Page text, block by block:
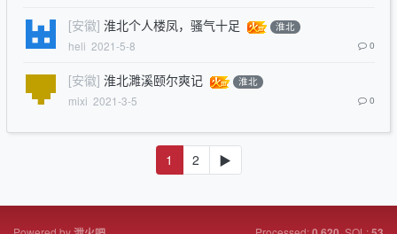
[安徽] 淮北个人楼凤，骚气十足 淮北
heli 2021-5-8 0
[安徽] 淮北濉溪颐尔爽记 淮北
mixi 2021-3-5 0
1 2 ▶